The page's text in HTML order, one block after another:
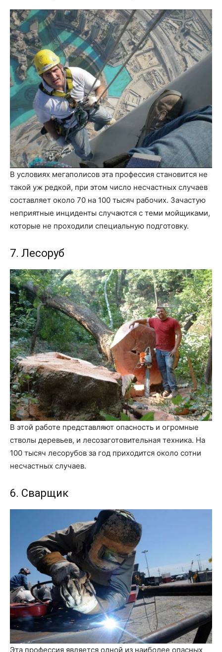
В условиях мегаполисов эта профессия становится не
такой уж редкой, при этом число несчастных случаев
составляет около 70 на 100 тысяч рабочих. Зачастую
неприятные инциденты случаются с теми мойщиками,
которые не проходили специальную подготовку.
7. Лесоруб
В этой работе представляют опасность и огромные
стволы деревьев, и лесозаготовительная техника. На
100 тысяч лесорубов за год приходится около сотни
несчастных случаев.
6. Сварщик
Эта профессия является одной из наиболее опасных